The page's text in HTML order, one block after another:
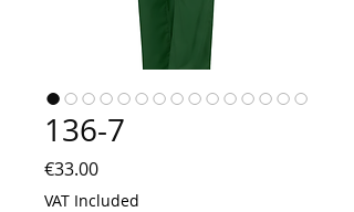
136-7
€33.00Price
VAT Included